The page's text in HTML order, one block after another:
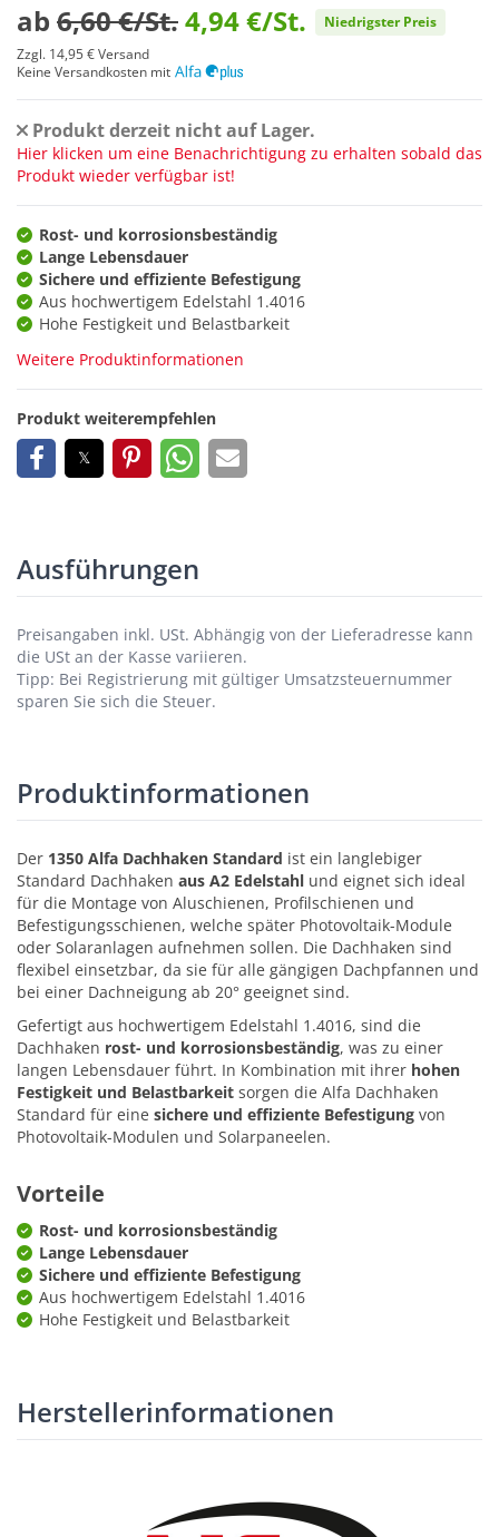
ab 6,60 €/St.4,94 €/St.
Niedrigster Preis
Zzgl. 14,95 €Versand
Keine Versandkosten mit
Produkt derzeit nicht auf Lager.
Hier klicken um eine Benachrichtigung zu erhalten sobald das
Produkt wieder verfügbar ist!
Rost- und korrosionsbeständig
Lange Lebensdauer
Sichere und effiziente Befestigung
Aus hochwertigem Edelstahl 1.4016
Hohe Festigkeit und Belastbarkeit
Weitere Produktinformationen
Produkt weiterempfehlen
Ausführungen
Preisangaben inkl. USt. Abhängig von der Lieferadresse kann
die USt an der Kasse variieren.
Tipp: Bei Registrierung mit gültiger Umsatzsteuernummer
sparen Sie sich die Steuer.
Produktinformationen
Der 1350 Alfa Dachhaken Standard ist ein langlebiger
Standard Dachhaken aus A2 Edelstahl und eignet sich ideal
für die Montage von Aluschienen, Profilschienen und
Befestigungsschienen, welche später Photovoltaik-Module
oder Solaranlagen aufnehmen sollen. Die Dachhaken sind
flexibel einsetzbar, da sie für alle gängigen Dachpfannen und
bei einer Dachneigung ab 20° geeignet sind.
Gefertigt aus hochwertigem Edelstahl 1.4016, sind die
Dachhaken rost- und korrosionsbeständig, was zu einer
langen Lebensdauer führt. In Kombination mit ihrer hohen
Festigkeit und Belastbarkeit sorgen die Alfa Dachhaken
Standard für eine sichere und effiziente Befestigung von
Photovoltaik-Modulen und Solarpaneelen.
Vorteile
Rost- und korrosionsbeständig
Lange Lebensdauer
Sichere und effiziente Befestigung
Aus hochwertigem Edelstahl 1.4016
Hohe Festigkeit und Belastbarkeit
Herstellerinformationen